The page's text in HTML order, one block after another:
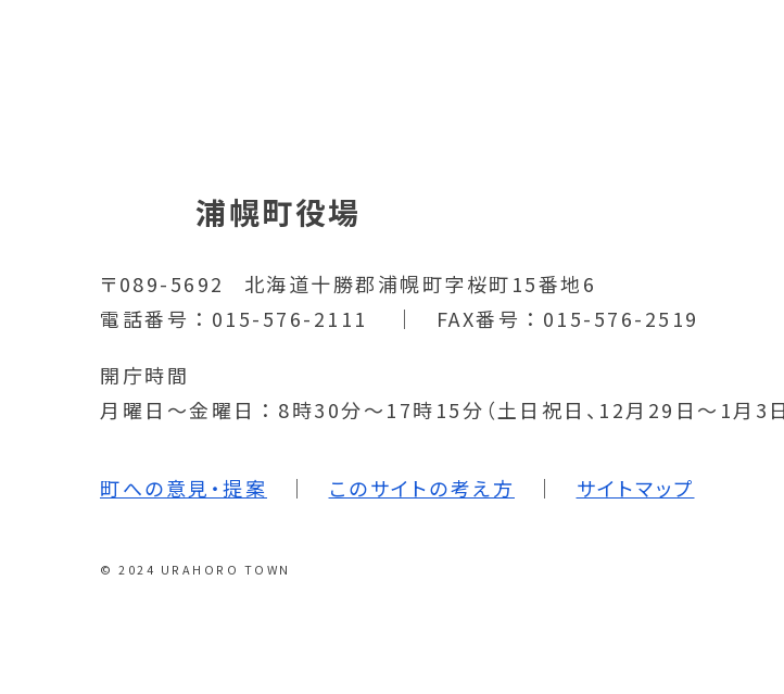
浦幌町役場
〒089-5692
北海道十勝郡浦幌町字桜町15番地6
電話番号
015-576-2111 FAX番号
015-576-2519
開庁時間
月曜日～金曜日
8時30分～17時15分（土日祝日、12月29日～1月3日
町への意見・提案 このサイトの考え方 サイトマップ
© 2024 URAHORO TOWN